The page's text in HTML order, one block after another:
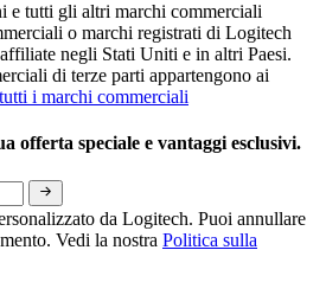
tutti gli altri marchi commerciali
o marchi registrati di Logitech
negli Stati Uniti e in altri Paesi.
di terze parti appartengono ai
i marchi commerciali
offerta speciale e vantaggi esclusivi.
da Logitech. Puoi annullare
Vedi la nostra Politica sulla